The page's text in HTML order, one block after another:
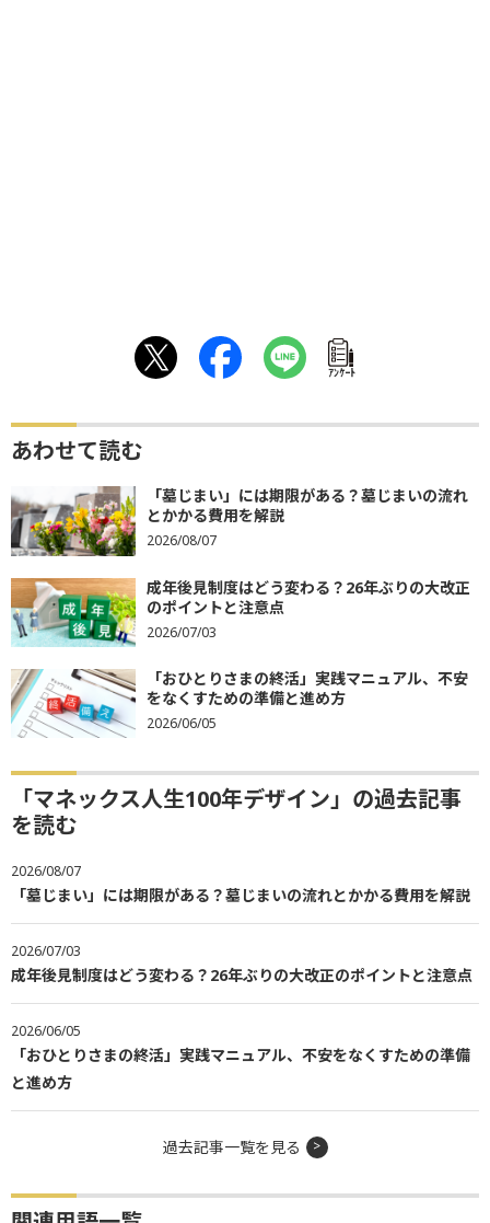
ｱﾝｹｰﾄ
あわせて読む
「墓じまい」には期限がある？墓じまいの流れ
とかかる費用を解説
2026/08/07
成年後見制度はどう変わる？26年ぶりの大改正
のポイントと注意点
2026/07/03
「おひとりさまの終活」実践マニュアル、不安
をなくすための準備と進め方
2026/06/05
「マネックス人生100年デザイン」の過去記事
を読む
2026/08/07
「墓じまい」には期限がある？墓じまいの流れとかかる費用を解説
2026/07/03
成年後見制度はどう変わる？26年ぶりの大改正のポイントと注意点
2026/06/05
「おひとりさまの終活」実践マニュアル、不安をなくすための準備
と進め方
過去記事一覧を見る